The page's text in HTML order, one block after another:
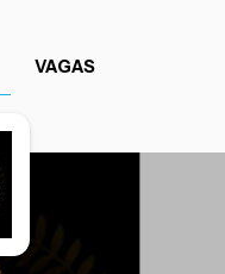
VAGAS